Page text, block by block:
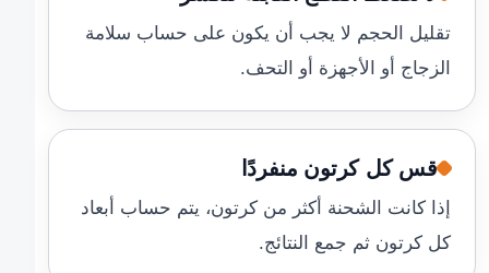
تقليل الحجم لا يجب أن يكون على حساب سلامة
الزجاج أو الأجهزة أو التحف.
قس كل كرتون منفردًا
إذا كانت الشحنة أكثر من كرتون، يتم حساب أبعاد
كل كرتون ثم جمع النتائج.